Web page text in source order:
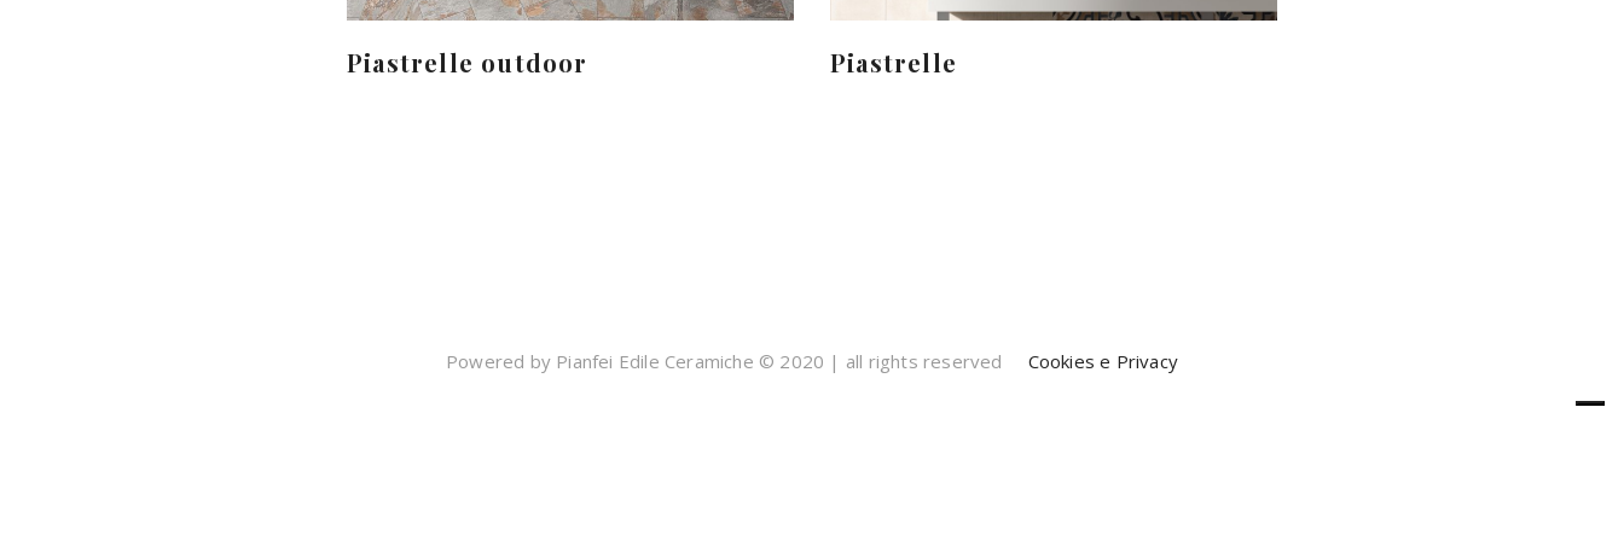
Piastrelle outdoor Piastrelle
Powered by Pianfei Edile Ceramiche © 2020 | all rights reserved Cookies e Privacy